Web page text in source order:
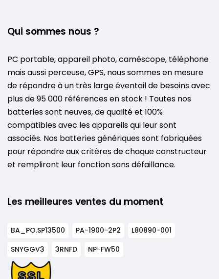
Qui sommes nous ?
PC portable, appareil photo, caméscope, téléphone
mais aussi perceuse, GPS, nous sommes en mesure
de répondre à un très large éventail de besoins avec
plus de 95 000 références en stock ! Toutes nos
batteries sont neuves, de qualité et 100%
compatibles avec les appareils qui leur sont
associés. Nos batteries génériques sont fabriquées
pour répondre aux critères de chaque constructeur
et rempliront leur fonction sans défaillance.
Les meilleures ventes du moment
BA_PO.SP13500 PA-1900-2P2
L80890-001
SNYGGV3
3RNFD NP-FW50